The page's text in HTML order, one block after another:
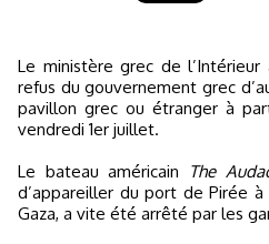
Le ministère grec de l’Intérieur a officiellement annoncé le
refus du gouvernement grec
pavillon grec ou étranger à
vendredi 1er juillet.
Le bateau américain
The
d’appareiller du port de Pirée
Gaza, a vite été arrêté par les